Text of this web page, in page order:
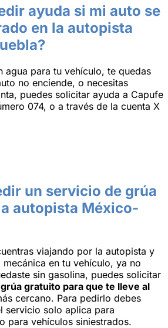
ayuda si mi auto se
en la autopista
agua para tu vehículo, te quedas
no enciende, o necesitas
puedes solicitar ayuda a Capufe
074, o a través de la cuenta X
un servicio de grúa
autopista México-
viajando por la autopista y
mecánica en tu vehículo, ya no
sin gasolina, puedes solicitar
gratuito para que te lleve al
cercano. Para pedirlo debes
servicio solo aplica para
para vehículos siniestrados.